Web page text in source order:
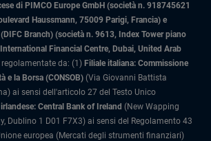
di PIMCO Europe GmbH (società n. 918745621
Haussmann, 75009 Parigi, Francia) e
Branch) (società n. 9613, Index Tower piano
Financial Centre, Dubai, United Arab
da: (1) Filiale italiana: Commissione
e la Borsa (CONSOB) (Via Giovanni Battista
ai sensi dell'articolo 27 del Testo Unico
Central Bank of Ireland (New Wapping
Dublino 1 D01 F7X3) ai sensi del Regolamento 43
europea (Mercati degli strumenti finanziari)